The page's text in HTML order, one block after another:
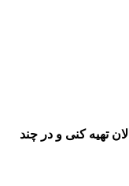
الان تهیه کنی و در چند